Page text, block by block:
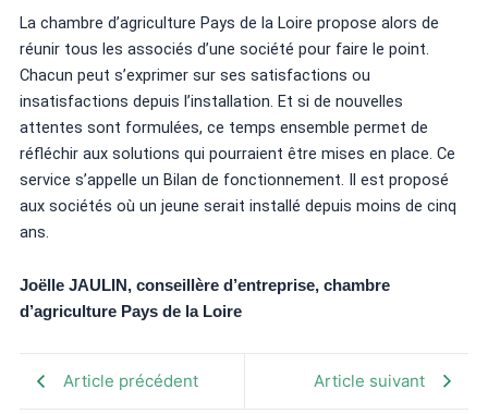
La chambre d’agriculture Pays de la Loire propose alors de
réunir tous les associés d’une société pour faire le point.
Chacun peut s’exprimer sur ses satisfactions ou
insatisfactions depuis l’installation. Et si de nouvelles
attentes sont formulées, ce temps ensemble permet de
réfléchir aux solutions qui pourraient être mises en place. Ce
service s’appelle un Bilan de fonctionnement. Il est proposé
aux sociétés où un jeune serait installé depuis moins de cinq
ans.
Joëlle JAULIN, conseillère d’entreprise, chambre
d’agriculture Pays de la Loire
Article précédent Article suivant